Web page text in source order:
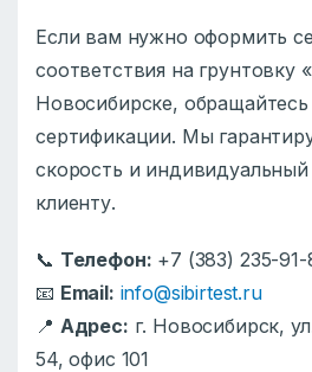
Если вам нужно оформить
соответствия на грунтовку
Новосибирске,
сертификации. Мы
скорость и
клиенту.
📞 Телефон: +7 (383) 235-91-
📧 Email: info@sibirtest.ru
📍 Адрес: г. Новосибирск,
54, офис 101